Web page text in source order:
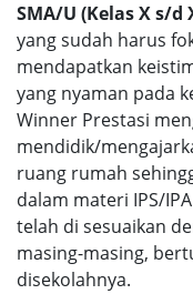
SMA/U (Kelas X s/d
yang sudah harus
mendapatkan
yang nyaman pada
Winner Prestasi
mendidik/
ruang rumah
dalam materi IPS/
telah di sesuaikan
masing-masing,
disekolahnya.